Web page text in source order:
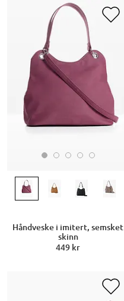
Håndveske i imitert, semsket
skinn
449 kr